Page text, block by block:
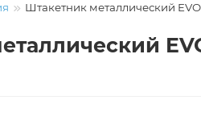
Штакетник металлический